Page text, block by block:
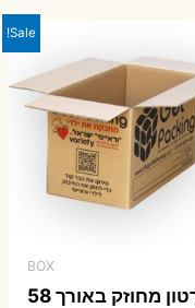
Sale!
BOX
קרטון מחוזק באורך 58